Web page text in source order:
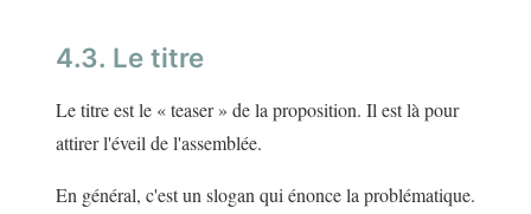
4.3. Le titre
Le titre est le « teaser » de la proposition. Il est là pour
attirer l'éveil de l'assemblée.
En général, c'est un slogan qui énonce la problématique.